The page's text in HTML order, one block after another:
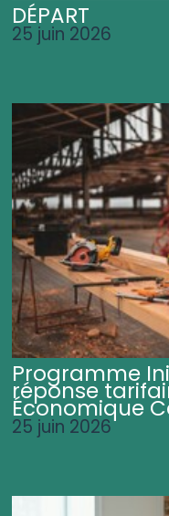
DÉPART
25 juin 2026
Programme
réponse
Économique
25 juin 2026